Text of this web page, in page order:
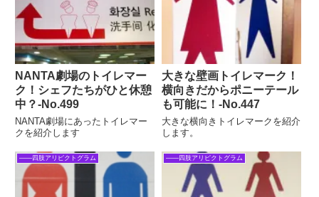
NANTA劇場のトイレマー
ク！シェフたちがひと休憩
中？‐No.499
NANTA劇場にあったトイレマー
クを紹介します
大きな壁画トイレマーク！
横向きだからポニーテール
も可能に！‐No.447
大きな横向きトイレマークを紹介
します。
――四肢アリピクトグラム ――四肢アリピクトグラム